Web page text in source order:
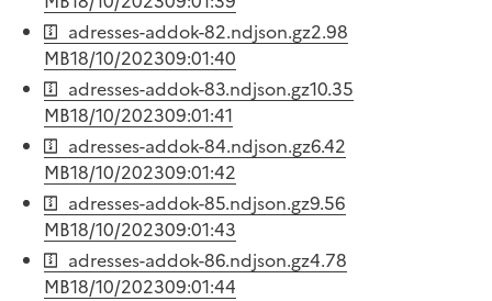
adresses-addok-82.ndjson.gz2.98
MB18/10/202309:01:40
adresses-addok-83.ndjson.gz10.35
MB18/10/202309:01:41
adresses-addok-84.ndjson.gz6.42
MB18/10/202309:01:42
adresses-addok-85.ndjson.gz9.56
MB18/10/202309:01:43
adresses-addok-86.ndjson.gz4.78
MB18/10/202309:01:44